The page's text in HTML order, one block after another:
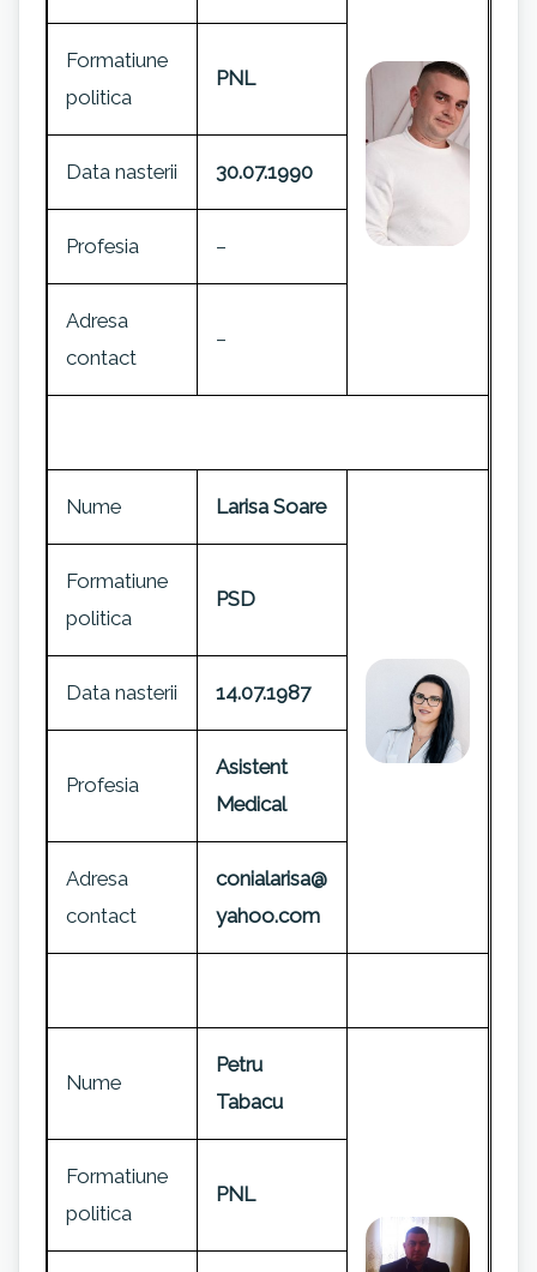
Formatiune
politica
PNL
Data nasterii 30.07.1990
Profesia –
Adresa
contact
–
Nume Larisa Soare
Formatiune
politica
PSD
Data nasterii 14.07.1987
Profesia
Asistent
Medical
Adresa
contact
conialarisa@
yahoo.com
Nume
Petru
Tabacu
Formatiune
politica
PNL